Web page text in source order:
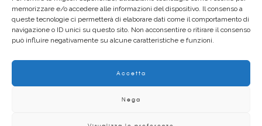
memorizzare e/o accedere alle informazioni del dispositivo. Il consenso a
queste tecnologie ci permetterà di elaborare dati come il comportamento di
navigazione o ID unici su questo sito. Non acconsentire o ritirare il consenso
può influire negativamente su alcune caratteristiche e funzioni.
Accetta
Nega
Privacy Policy IT
Privacy Policy EN
Cookie Policy IT
Cookie Policy EN